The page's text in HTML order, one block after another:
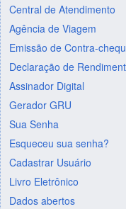
Central de Atendimento
Agência de Viagem
Emissão de Contra-
Declaração de
Assinador Digital
Gerador GRU
Sua Senha
Esqueceu sua senha?
Cadastrar Usuário
Livro Eletrônico
Dados abertos